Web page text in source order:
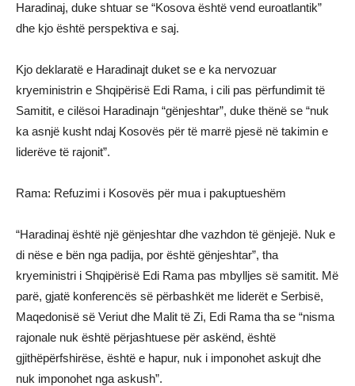
Haradinaj, duke shtuar se “Kosova është vend euroatlantik”
dhe kjo është perspektiva e saj.
Kjo deklaratë e Haradinajt duket se e ka nervozuar
kryeministrin e Shqipërisë Edi Rama, i cili pas përfundimit të
Samitit, e cilësoi Haradinajn “gënjeshtar”, duke thënë se “nuk
ka asnjë kusht ndaj Kosovës për të marrë pjesë në takimin e
liderëve të rajonit”.
Rama: Refuzimi i Kosovës për mua i pakuptueshëm
“Haradinaj është një gënjeshtar dhe vazhdon të gënjejë. Nuk e
di nëse e bën nga padija, por është gënjeshtar”, tha
kryeministri i Shqipërisë Edi Rama pas mbylljes së samitit. Më
parë, gjatë konferencës së përbashkët me liderët e Serbisë,
Maqedonisë së Veriut dhe Malit të Zi, Edi Rama tha se “nisma
rajonale nuk është përjashtuese për askënd, është
gjithëpërfshirëse, është e hapur, nuk i imponohet askujt dhe
nuk imponohet nga askush”.